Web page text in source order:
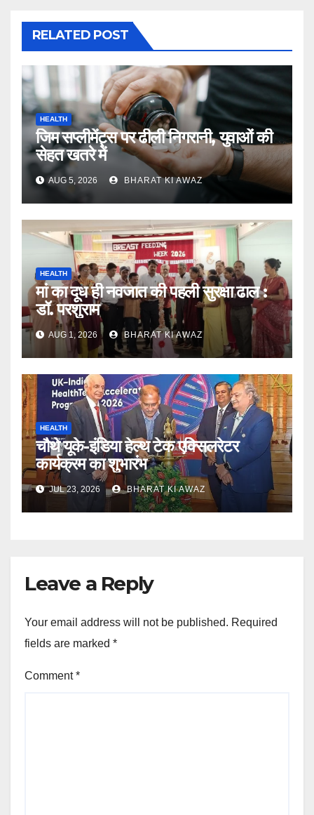
RELATED POST
HEALTH
जिम सप्लीमेंट्स पर ढीली निगरानी, युवाओं की
सेहत खतरे में
AUG 5, 2026 BHARAT KI AWAZ
HEALTH
मां का दूध ही नवजात की पहली सुरक्षा ढाल :
डॉ. परशुराम
AUG 1, 2026 BHARAT KI AWAZ
HEALTH
चौथे यूके-इंडिया हेल्थ टेक एक्सिलरेटर
कार्यक्रम का शुभारंभ
JUL 23, 2026 BHARAT KI AWAZ
Leave a Reply
Your email address will not be published. Required
fields are marked *
Comment*